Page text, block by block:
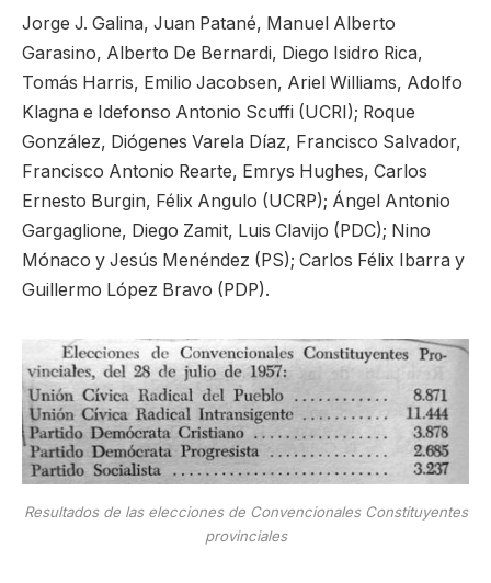
Jorge J. Galina, Juan Patané, Manuel Alberto
Garasino, Alberto De Bernardi, Diego Isidro Rica,
Tomás Harris, Emilio Jacobsen, Ariel Williams, Adolfo
Klagna e Idefonso Antonio Scuffi (UCRI); Roque
González, Diógenes Varela Díaz, Francisco Salvador,
Francisco Antonio Rearte, Emrys Hughes, Carlos
Ernesto Burgin, Félix Angulo (UCRP); Ángel Antonio
Gargaglione, Diego Zamit, Luis Clavijo (PDC); Nino
Mónaco y Jesús Menéndez (PS); Carlos Félix Ibarra y
Guillermo López Bravo (PDP).
Resultados de las elecciones de Convencionales Constituyentes
provinciales